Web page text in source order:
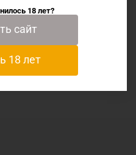
18 лет?
сайт
18 лет